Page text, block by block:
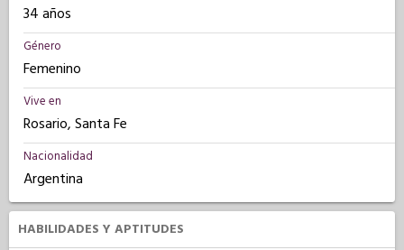
34 años
Género
Femenino
Vive en
Rosario, Santa Fe
Nacionalidad
Argentina
HABILIDADES Y APTITUDES